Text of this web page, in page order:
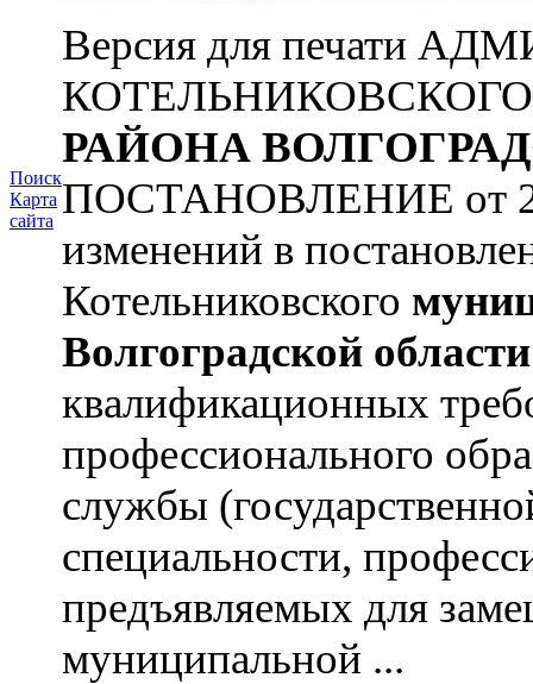
Поиск
Карта
сайта
Версия для печати
РАЙОНА
ПОСТАНОВЛЕНИЕ от
изменений в
Котельниковского
Волгоградской области
квалификационных
профессионального
службы
специальности,
предъявляемых для
муниципальной ...